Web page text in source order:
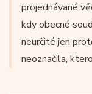
projednávané
kdy obecné
neurčité jen
neoznačila,